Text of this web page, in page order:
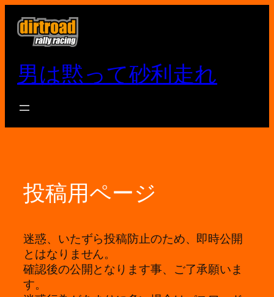
男は黙って砂利走れ
投稿用ページ
迷惑、いたずら投稿防止のため、即時公開
とはなりません。
確認後の公開となります事、ご了承願いま
す。